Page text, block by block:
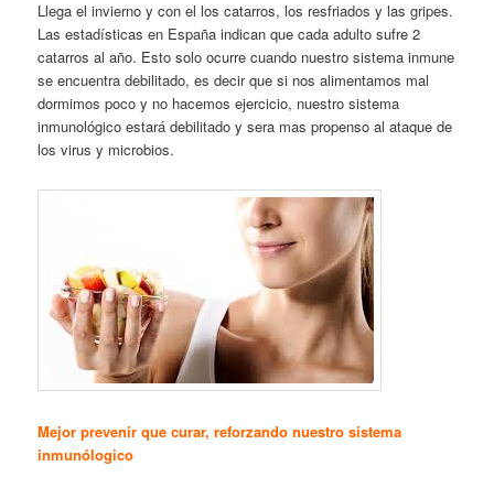
Llega el invierno y con el los catarros, los resfriados y las gripes.
Las estadísticas en España indican que cada adulto sufre 2
catarros al año. Esto solo ocurre cuando nuestro sistema inmune
se encuentra debilitado, es decir que si nos alimentamos mal
dormimos poco y no hacemos ejercicio, nuestro sistema
inmunológico estará debilitado y sera mas propenso al ataque de
los virus y microbios.
Mejor prevenir que curar, reforzando nuestro sistema
inmunólogico